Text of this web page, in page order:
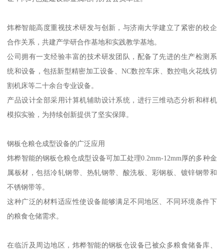
炜桦智能高度重视技术研发与创新，与济南大学建立了紧密的校企
合作关系，共建产学研合作基地和实践教学基地。
公司拥有一支经验丰富的技术研发团队，配备了先进的生产检测系
统和设备，包括新型精密加工设备、NC数控车床、数控电火花线切
割机床等二十余台专业设备。
产品设计全部采用计算机辅助设计系统，进行三维动态分析和样机
模拟实验，为持续创新提供了坚实保障。
钢板仓粮仓成型设备的广泛应用
炜桦智能的钢板仓粮仓成型设备可加工处理0.2mm-12mm厚的多种金
属板材，包括冷轧钢带、热轧钢带、酸洗板、彩钢板、镀锌钢带和
不锈钢带等。
这种广泛的材料适应性使设备能够满足不同地区、不同环境条件下
的粮食仓储需求。
在临沂及周边地区，炜桦智能的钢板仓设备已被众多粮食储备库、